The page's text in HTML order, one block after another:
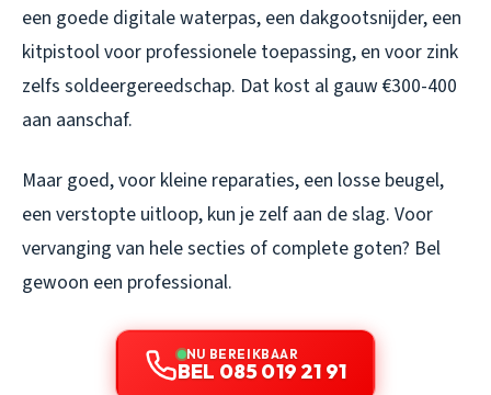
een goede digitale waterpas, een dakgootsnijder, een
kitpistool voor professionele toepassing, en voor zink
zelfs soldeergereedschap. Dat kost al gauw €300-400
aan aanschaf.
Maar goed, voor kleine reparaties, een losse beugel,
een verstopte uitloop, kun je zelf aan de slag. Voor
vervanging van hele secties of complete goten? Bel
gewoon een professional.
NU BEREIKBAAR
BEL 085 019 21 91